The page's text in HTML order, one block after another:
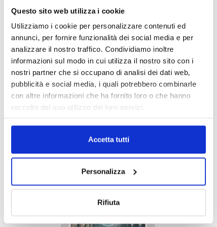
Questo sito web utilizza i cookie
Utilizziamo i cookie per personalizzare contenuti ed
annunci, per fornire funzionalità dei social media e per
analizzare il nostro traffico. Condividiamo inoltre
informazioni sul modo in cui utilizza il nostro sito con i
nostri partner che si occupano di analisi dei dati web,
pubblicità e social media, i quali potrebbero combinarle
con altre informazioni che ha fornito loro o che hanno
raccolto dal suo utilizzo dei loro servizi.
Accetta tutti
Personalizza
Rifiuta
TAGS AmTrust decessi ospedalieri news RC medica